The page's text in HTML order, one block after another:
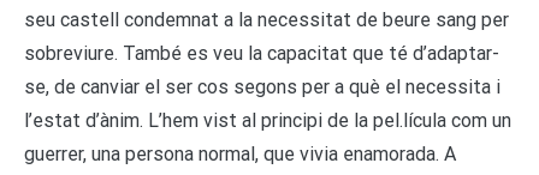
seu castell condemnat a la necessitat de beure sang per
sobreviure. També es veu la capacitat que té d’adaptar-
se, de canviar el ser cos segons per a què el necessita i
l’estat d’ànim. L’hem vist al principi de la pel.lícula com un
guerrer, una persona normal, que vivia enamorada. A